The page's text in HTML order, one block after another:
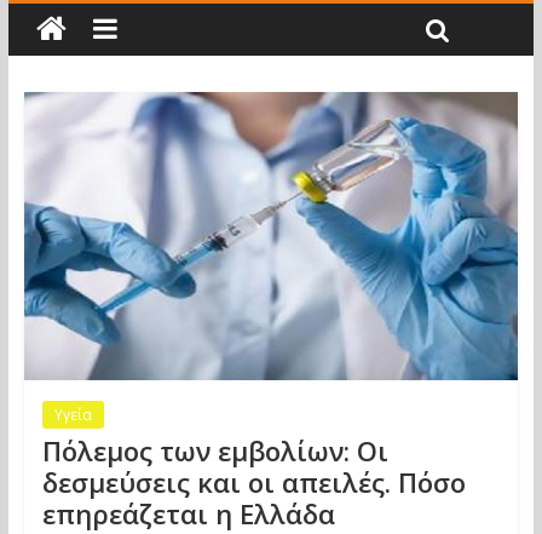
Υγεία
Πόλεμος των εμβολίων: Οι
δεσμεύσεις και οι απειλές. Πόσο
επηρεάζεται η Ελλάδα